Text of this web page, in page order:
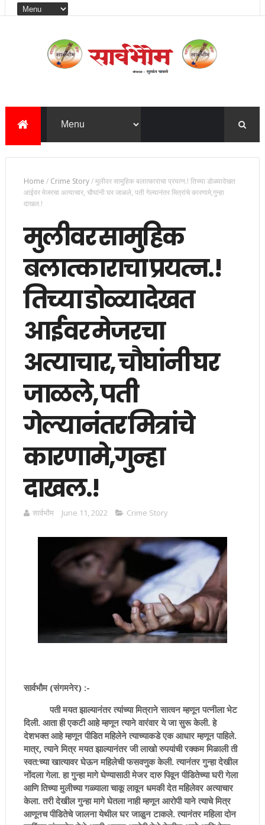
Home / Crime Story/मुलीवर सामुहिक बलात्काराचा प्रयत्न.! तिच्या डोळ्यादेखत
आईवर मेजरचा अत्याचार, चौघांनी घर जाळले, पती गेल्यानंतर मित्रांचे कारणामे,गुन्हा
दाखल.!
मुलीवर सामुहिक
बलात्काराचा प्रयत्न.!
तिच्या डोळ्यादेखत
आईवर मेजरचा
अत्याचार, चौघांनी घर
जाळले, पती
गेल्यानंतर मित्रांचे
कारणामे,गुन्हा
दाखल.!
सार्वभाैम June 11, 2022 Crime Story
सार्वभौम (संगमनेर) :-
पती मयत झाल्यानंतर त्यांच्या मित्राने सात्वन म्हणून पत्नीला भेट
दिली. आता ही एकटी आहे म्हणून त्याने वारंवार ये जा सुरू केली. हे
देशभक्त आहे म्हणून पीडित महिलेने त्याच्याकडे एक आधार म्हणून पाहिले.
मात्र, त्याने मित्र मयत झाल्यानंतर जी लाखो रुपयांची रक्कम मिळाली ती
स्वत:च्या खात्यावर घेऊन महिलेची फसवणुक केली. त्यानंतर गुन्हा देखील
नोंदला गेला. हा गुन्हा मागे घेण्यासाठी मेजर दारु पिवून पीडितेच्या घरी गेला
आणि तिच्या मुलीच्या गळ्याला चाकू लावून धमकी देत महिलेवर अत्याचार
केला. तरी देखील गुन्हा मागे घेतला नाही म्हणून आरोपी याने त्याचे मित्र
आणूनच पीडितेचे जालना येथील घर जाळुन टाकले. त्यानंतर महिला दोन